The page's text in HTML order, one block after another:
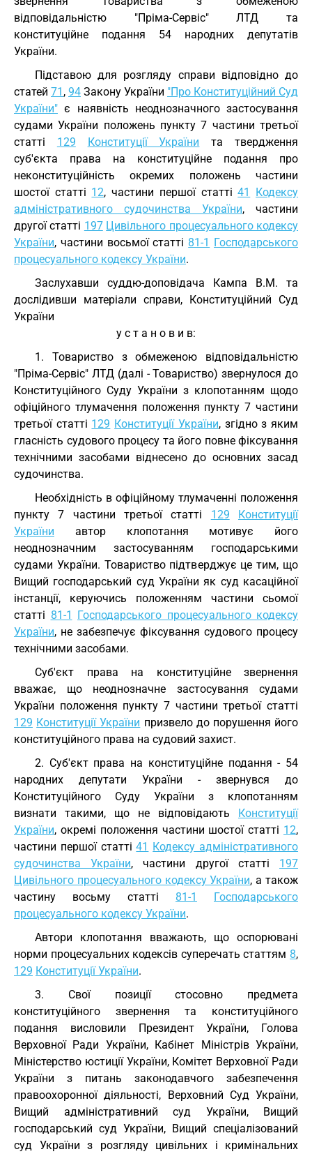
відповідальністю "Пріма-Сервіс" ЛТД та
конституційне подання 54 народних депутатів
України.
Підставою для розгляду справи відповідно до
статей 71 , 94 Закону України "Про Конституційний Суд
України" є наявність неоднозначного застосування
судами України положень пункту 7 частини третьої
статті 129 Конституції України та твердження
суб'єкта права на конституційне подання про
неконституційність окремих положень частини
шостої статті 12, частини першої статті41
Кодексу
адміністративного судочинства України, частини
другої статті 197 Цивільного процесуального кодексу
України, частини восьмої статті 81-1 Господарського
процесуального кодексу України.
Заслухавши суддю-доповідача Кампа В.М. та
дослідивши матеріали справи, Конституційний Суд
України
у с т а н о в и в:
1. Товариство з обмеженою відповідальністю
"Пріма-Сервіс" ЛТД (далі - Товариство) звернулося до
Конституційного Суду України з клопотанням щодо
офіційного тлумачення положення пункту 7 частини
третьої статті 129 Конституції України, згідно з яким
гласність судового процесу та його повне фіксування
технічними засобами віднесено до основних засад
судочинства.
Необхідність в офіційному тлумаченні положення
пункту 7 частини третьої статті 129
Конституції
України автор клопотання мотивує його
неоднозначним застосуванням господарськими
судами України. Товариство підтверджує це тим, що
Вищий господарський суд України як суд касаційної
інстанції, керуючись положенням частини сьомої
статті 81-1 Господарського процесуального кодексу
України, не забезпечує фіксування судового процесу
технічними засобами.
Суб'єкт права на конституційне звернення
вважає, що неоднозначне застосування судами
України положення пункту 7 частини третьої статті
129 Конституції України призвело до порушення його
конституційного права на судовий захист.
2. Суб'єкт права на конституційне подання - 54
народних депутати України - звернувся до
Конституційного Суду України з клопотанням
визнати такими, що не відповідають Конституції
України, окремі положення частини шостої статті 12,
частини першої статті41 Кодексу адміністративного
судочинства України, частини другої статті 197
Цивільного процесуального кодексу України, а також
частину восьму статті 81-1
Господарського
процесуального кодексу України.
Автори клопотання вважають, що оспорювані
норми процесуальних кодексів суперечать статтям 8,
129 Конституції України.
3. Свої позиції стосовно предмета
конституційного звернення та конституційного
подання висловили Президент України, Голова
Верховної Ради України, Кабінет Міністрів України,
Міністерство юстиції України, Комітет Верховної Ради
України з питань законодавчого забезпечення
правоохоронної діяльності, Верховний Суд України,
Вищий адміністративний суд України, Вищий
господарський суд України, Вищий спеціалізований
суд України з розгляду цивільних і кримінальних